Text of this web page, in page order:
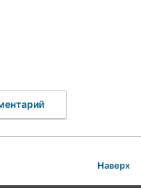
Наверх